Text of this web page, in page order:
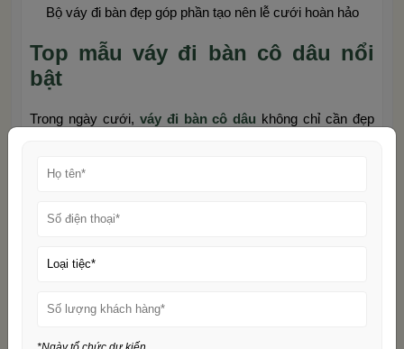
Bộ váy đi bàn đẹp góp phần tạo nên lễ cưới hoàn hảo
Top mẫu váy đi bàn cô dâu nổi
bật
Trong ngày cưới, váy đi bàn cô dâu không chỉ cần đẹp
được yêu thích nhất trong năm 2025, mang đến sự kết
phần thân và xòe nhẹ ở đuôi,